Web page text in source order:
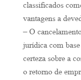
classificados
vantagens a
– O
jurídica com
certeza sobre a
o retorno de